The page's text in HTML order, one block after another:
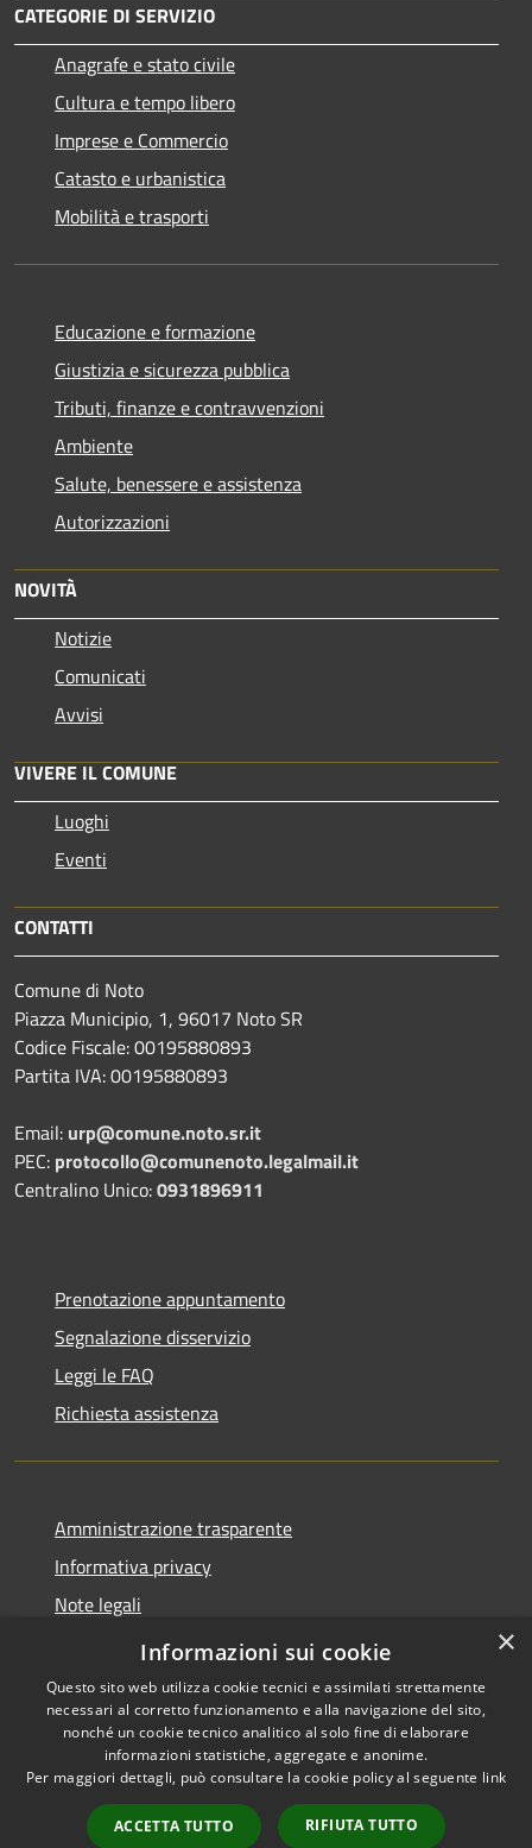
CATEGORIE DI SERVIZIO
Anagrafe e stato civile
Cultura e tempo libero
Imprese e Commercio
Catasto e urbanistica
Mobilità e trasporti
Educazione e formazione
Giustizia e sicurezza pubblica
Tributi, finanze e contravvenzioni
Ambiente
Salute, benessere e assistenza
Autorizzazioni
NOVITÀ
Notizie
Comunicati
Avvisi
VIVERE IL COMUNE
Luoghi
Eventi
CONTATTI
Comune di Noto
Piazza Municipio, 1, 96017 Noto SR
Codice Fiscale: 00195880893
Partita IVA: 00195880893
Email: urp@comune.noto.sr.it
PEC: protocollo@comunenoto.legalmail.it
Centralino Unico:0931896911
Prenotazione appuntamento
Segnalazione disservizio
Leggi le FAQ
Richiesta assistenza
Amministrazione trasparente
Informativa privacy
Note legali
Dichiarazione di accessibilità
Accessibilità
Copyright © 2026 • Città di
Noto • Powered by
Municipium•
Accesso
×
Informazioni sui cookie
Questo sito web utilizza cookie tecnici e assimilati strettamente
necessari al corretto funzionamento e alla navigazione del sito,
nonché un cookie tecnico analitico al solo fine di elaborare
informazioni statistiche, aggregate e anonime.
Per maggiori dettagli, può consultare la cookie policy al seguente link
ACCETTA TUTTO RIFIUTA TUTTO